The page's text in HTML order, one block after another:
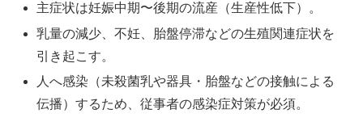
主症状は妊娠中期〜後期の流産（生産性低下）。
乳量の減少、不妊、胎盤停滞などの生殖関連症状を
引き起こす。
人へ感染（未殺菌乳や器具・胎盤などの接触による
伝播）するため、従事者の感染症対策が必須。